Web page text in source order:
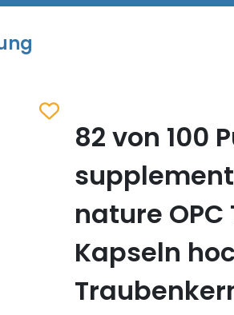
Zum Merkzettel hinzufügen
82 von 100
nature
Kapseln